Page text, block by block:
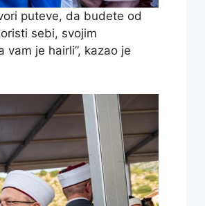
puteve, da budete od
sebi, svojim
je hairli”, kazao je